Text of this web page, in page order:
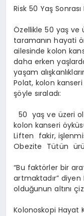
Risk 50 Yaş
Özellikle 50 yaş ve
taramanın hayati
ailesinde kolon
daha erken
yaşam
Polat, kolon
şöyle sıraladı:
50 yaş ve üzeri
kolon kanseri
Liften fakir, işlenmiş
Obezite Tütün
“Bu faktörler bir
artmaktadır”
olduğunun altını
Kolonoskopi Hayat